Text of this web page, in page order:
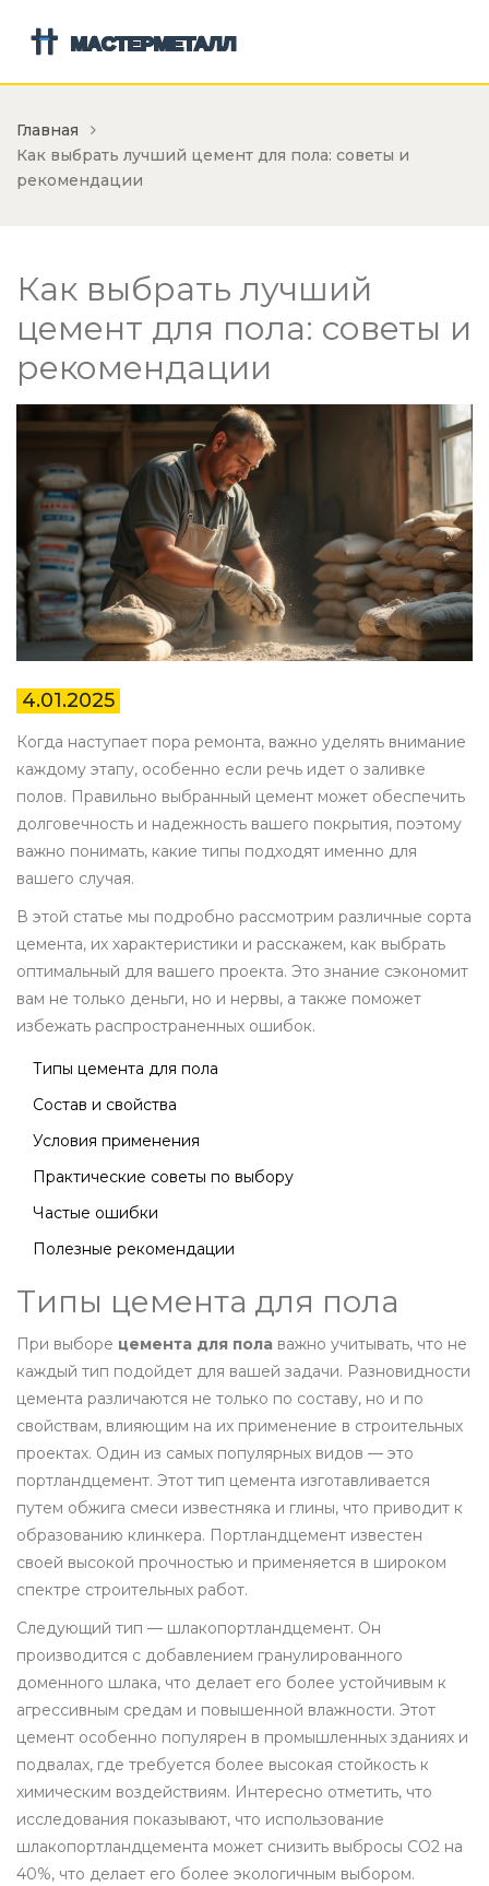
Главная
Как выбрать лучший цемент для пола: советы и
рекомендации
Как выбрать лучший
цемент для пола: советы и
рекомендации
4.01.2025
Когда наступает пора ремонта, важно уделять внимание
каждому этапу, особенно если речь идет о заливке
полов. Правильно выбранный цемент может обеспечить
долговечность и надежность вашего покрытия, поэтому
важно понимать, какие типы подходят именно для
вашего случая.
В этой статье мы подробно рассмотрим различные сорта
цемента, их характеристики и расскажем, как выбрать
оптимальный для вашего проекта. Это знание сэкономит
вам не только деньги, но и нервы, а также поможет
избежать распространенных ошибок.
Типы цемента для пола
Состав и свойства
Условия применения
Практические советы по выбору
Частые ошибки
Полезные рекомендации
Типы цемента для пола
При выборе цемента для пола важно учитывать, что не
каждый тип подойдет для вашей задачи. Разновидности
цемента различаются не только по составу, но и по
свойствам, влияющим на их применение в строительных
проектах. Один из самых популярных видов — это
портландцемент. Этот тип цемента изготавливается
путем обжига смеси известняка и глины, что приводит к
образованию клинкера. Портландцемент известен
своей высокой прочностью и применяется в широком
спектре строительных работ.
Следующий тип — шлакопортландцемент. Он
производится с добавлением гранулированного
доменного шлака, что делает его более устойчивым к
агрессивным средам и повышенной влажности. Этот
цемент особенно популярен в промышленных зданиях и
подвалах, где требуется более высокая стойкость к
химическим воздействиям. Интересно отметить, что
исследования показывают, что использование
шлакопортландцемента может снизить выбросы CO2 на
40%, что делает его более экологичным выбором.